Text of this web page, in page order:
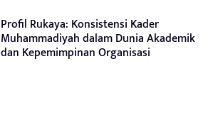
Profil Rukaya: Konsistensi Kader
Muhammadiyah dalam Dunia Akademik
dan Kepemimpinan Organisasi